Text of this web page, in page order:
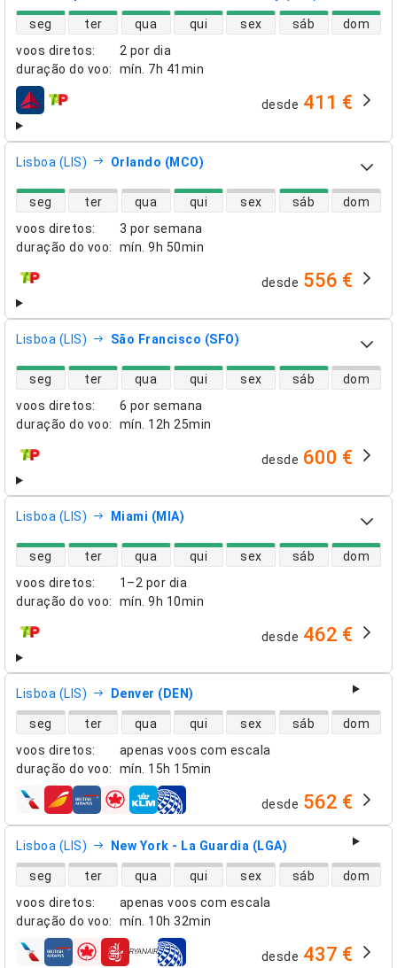
voos diretos:
2 por dia
duração do voo: mín. 7h 41min
disponibilidade de voos diretos
seg ter qua qui sex sáb dom
companhias aéreas desde 411 €
Lisboa (LIS) Orlando (MCO)
voos diretos:
3 por semana
duração do voo: mín. 9h 50min
disponibilidade de voos diretos
seg ter qua qui sex sáb dom
companhias aéreas desde 556 €
Lisboa (LIS) São Francisco (SFO)
voos diretos:
6 por semana
duração do voo: mín. 12h 25min
disponibilidade de voos diretos
seg ter qua qui sex sáb dom
companhias aéreas desde 600 €
Lisboa (LIS) Miami (MIA)
voos diretos:
1–2 por dia
duração do voo: mín. 9h 10min
disponibilidade de voos diretos
seg ter qua qui sex sáb dom
companhias aéreas desde 462 €
Lisboa (LIS) Denver (DEN)
voos diretos:
apenas voos com escala
duração do voo: mín. 15h 15min
disponibilidade de voos diretos
seg ter qua qui sex sáb dom
companhias aéreas desde 562 €
Lisboa (LIS) New York - La Guardia (LGA)
voos diretos:
apenas voos com escala
duração do voo: mín. 10h 32min
disponibilidade de voos diretos
seg ter qua qui sex sáb dom
companhias aéreas desde 437 €